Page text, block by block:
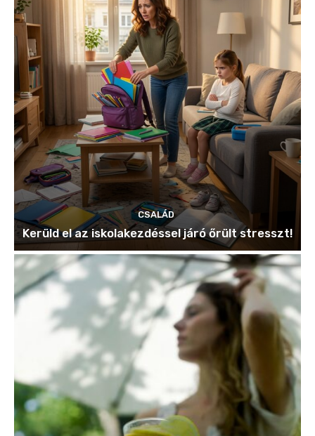
CSALÁD
Kerüld el az iskolakezdéssel járó őrült stresszt!